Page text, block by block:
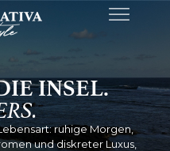
INSEL.
ruhige Morgen,
und diskreter Luxus,